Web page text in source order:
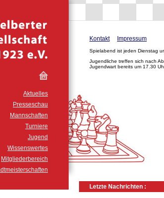
Aktuelles
Presseschau
Mannschaften
Turniere
Jugend
Wissenswertes
Mitgliederbereich
Kontakt Impressum
Spielabend ist jeden Dienstag
Jugendliche treffen sich nach
Jugendwart bereits um 17.30
Letzte Nachrichten :